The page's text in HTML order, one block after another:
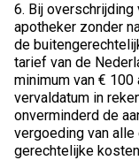
6. Bij
apotheker zonder
de
tarief van de
minimum van €
vervaldatum in
onverminderd de
vergoeding van
gerechtelijke